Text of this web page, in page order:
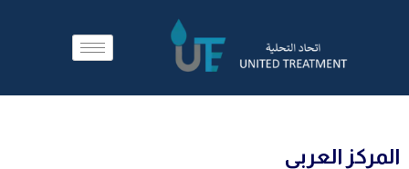
المركز العربي